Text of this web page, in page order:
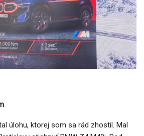
úlohu, ktorej som sa rád zhostil. Mal